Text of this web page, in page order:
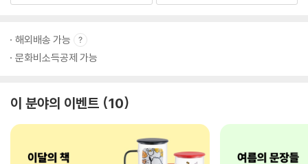
해외배송 가능
문화비소득공제 가능
이 분야의 이벤트 10